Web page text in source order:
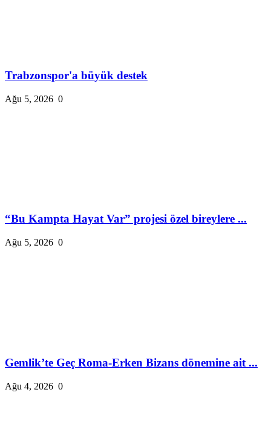
Trabzonspor'a büyük destek
Ağu 5, 2026 0
“Bu Kampta Hayat Var” projesi özel bireylere ...
Ağu 5, 2026 0
Gemlik’te Geç Roma-Erken Bizans dönemine ait ...
Ağu 4, 2026 0